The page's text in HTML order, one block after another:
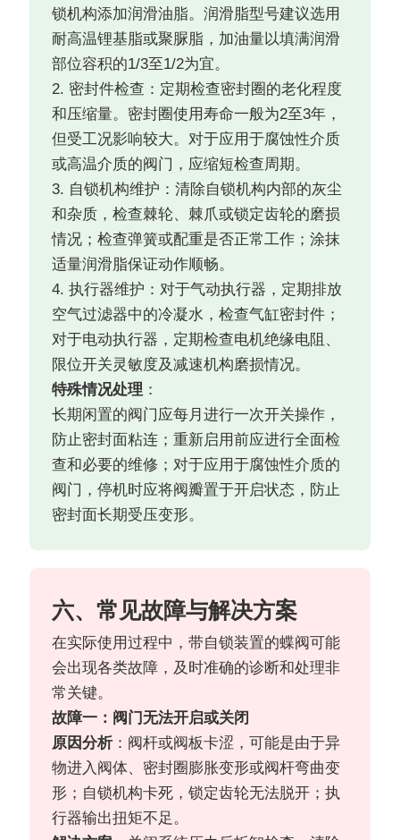
锁机构添加润滑油脂。润滑脂型号建议选用
耐高温锂基脂或聚脲脂，加油量以填满润滑
部位容积的1/3至1/2为宜。
2. 密封件检查：定期检查密封圈的老化程度
和压缩量。密封圈使用寿命一般为2至3年，
但受工况影响较大。对于应用于腐蚀性介质
或高温介质的阀门，应缩短检查周期。
3. 自锁机构维护：清除自锁机构内部的灰尘
和杂质，检查棘轮、棘爪或锁定齿轮的磨损
情况；检查弹簧或配重是否正常工作；涂抹
适量润滑脂保证动作顺畅。
4. 执行器维护：对于气动执行器，定期排放
空气过滤器中的冷凝水，检查气缸密封件；
对于电动执行器，定期检查电机绝缘电阻、
限位开关灵敏度及减速机构磨损情况。
特殊情况处理 ：
长期闲置的阀门应每月进行一次开关操作，
防止密封面粘连；重新启用前应进行全面检
查和必要的维修；对于应用于腐蚀性介质的
阀门，停机时应将阀瓣置于开启状态，防止
密封面长期受压变形。
六、常见故障与解决方案
在实际使用过程中，带自锁装置的蝶阀可能
会出现各类故障，及时准确的诊断和处理非
常关键。
故障一：阀门无法开启或关闭
原因分析：阀杆或阀板卡涩，可能是由于异
物进入阀体、密封圈膨胀变形或阀杆弯曲变
形；自锁机构卡死，锁定齿轮无法脱开；执
行器输出扭矩不足。